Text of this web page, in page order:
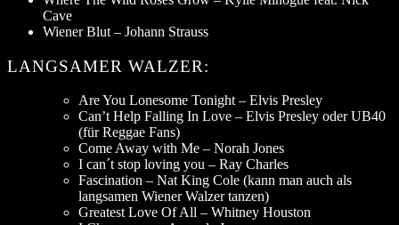
Cave
Wiener Blut – Johann Strauss
LANGSAMER WALZER:
Are You Lonesome Tonight – Elvis Presley
Can’t Help Falling In Love – Elvis Presley oder UB40
(für Reggae Fans)
Come Away with Me – Norah Jones
I can´t stop loving you – Ray Charles
Fascination – Nat King Cole (kann man auch als
langsamen Wiener Walzer tanzen)
Greatest Love Of All – Whitney Houston